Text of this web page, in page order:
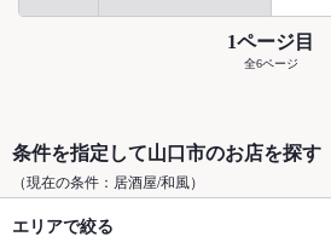
1ページ目
全6ページ
条件を指定して山口市のお店を探す
（現在の条件：居酒屋/和風）
エリアで絞る